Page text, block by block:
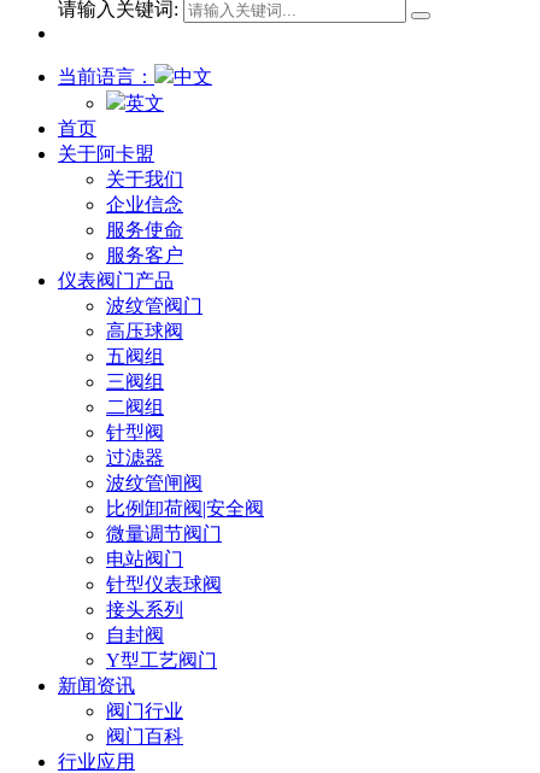
请输入关键词:
当前语言：
中文
英文
首页
关于阿卡盟
关于我们
企业信念
服务使命
服务客户
仪表阀门产品
波纹管阀门
高压球阀
五阀组
三阀组
二阀组
针型阀
过滤器
波纹管闸阀
比例卸荷阀|安全阀
微量调节阀门
电站阀门
针型仪表球阀
接头系列
自封阀
Y型工艺阀门
新闻资讯
阀门行业
阀门百科
行业应用